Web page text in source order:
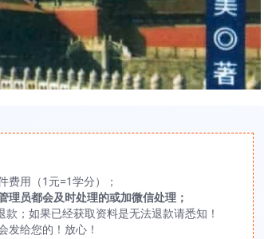
费用（1元=1学分）；
员都会及时处理的或加微信处理；
；如果已经获取资料是无法退款请悉知！
发给您的！放心！